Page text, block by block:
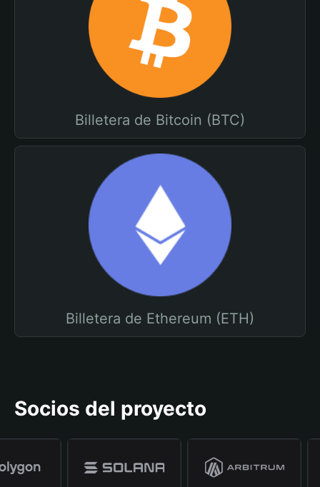
Billetera de Bitcoin (BTC)
Billetera de Ethereum (ETH)
Socios del proyecto